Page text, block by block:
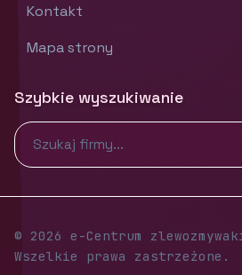
Kontakt
Mapa strony
Szybkie wyszukiwanie
© 2026 e-Centrum
Wszelkie prawa zastrzeżone.